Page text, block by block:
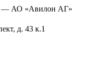
— АО «Авилон АГ»
д. 43 к.1